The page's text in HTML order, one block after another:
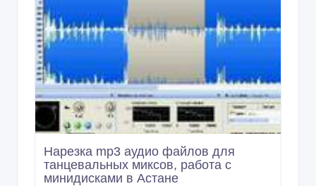
Нарезка mp3 аудио файлов для
танцевальных миксов, работа с
минидисками в Астане